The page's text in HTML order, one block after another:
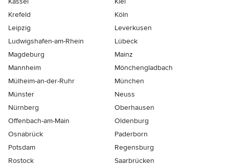
Krefeld
Köln
Leipzig
Leverkusen
Ludwigshafen-am-Rhein
Lübeck
Magdeburg
Mainz
Mannheim
Mönchen­gladbach
Mülheim-an-der-Ruhr
München
Münster
Neuss
Nürnberg
Oberhausen
Offenbach-am-Main
Oldenburg
Osnabrück
Paderborn
Potsdam
Regensburg
Rostock
Saarbrücken